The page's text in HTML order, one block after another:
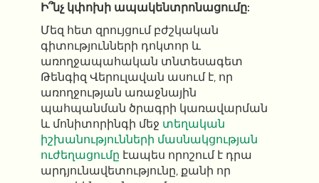
Ի՞նչ կփոխի ապակենտրոնացումը:
Մեզ հետ զրույցում բժշկական
գիտությունների դոկտոր և
առողջապահական տնտեսագետ
Թենգիզ Վերուլավան ասում է, որ
առողջության առաջնային
պահպանման ծրագրի կառավարման
և մոնիտորինգի մեջ տեղական
իշխանությունների մասնակցության
ուժեղացումը էապես որոշում է դրա
արդյունավետությունը, քանի որ